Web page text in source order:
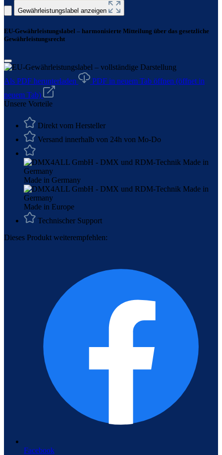
Gewährleistungslabel anzeigen
EU-Gewährleistungslabel – harmonisierte Mitteilung über das gesetzliche
Gewährleistungsrecht
Als PDF herunterladen PDF in neuem Tab öffnen (öffnet in
neuem Tab)
Unsere Vorteile
Direkt vom Hersteller
Versand innerhalb von 24h von Mo-Do
Made in Germany
Made in Europe
Technischer Support
Dieses Produkt weiterempfehlen:
Facebook